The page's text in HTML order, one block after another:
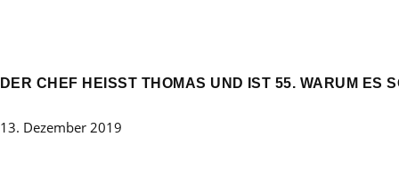
DER CHEF HEISST THOMAS UND IST 55. WARUM ES
13. Dezember 2019